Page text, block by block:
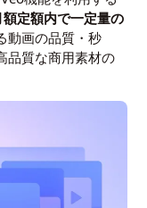
定額内で一定量の
動画の品質・秒
品質な商用素材の